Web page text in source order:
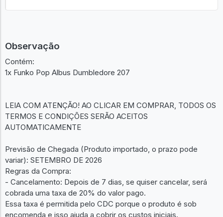
Observação
Contém:
1x Funko Pop Albus Dumbledore 207
LEIA COM ATENÇÃO! AO CLICAR EM COMPRAR, TODOS OS
TERMOS E CONDIÇÕES SERÃO ACEITOS
AUTOMATICAMENTE
Previsão de Chegada (Produto importado, o prazo pode
variar): SETEMBRO DE 2026
Regras da Compra:
- Cancelamento: Depois de 7 dias, se quiser cancelar, será
cobrada uma taxa de 20% do valor pago.
Essa taxa é permitida pelo CDC porque o produto é sob
encomenda e isso ajuda a cobrir os custos iniciais.